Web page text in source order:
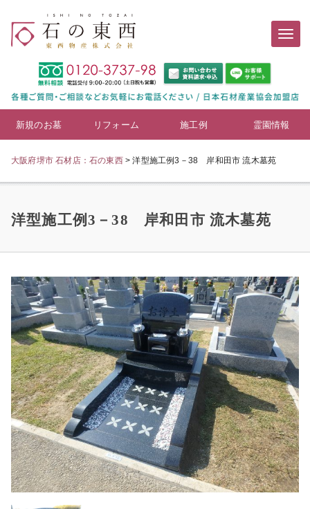
新規のお墓 リフォーム 施工例 霊園情報
大阪府堺市 石材店：石の東西>洋型施工例3－38 岸和田市 流木墓苑
洋型施工例3－38 岸和田市 流木墓苑